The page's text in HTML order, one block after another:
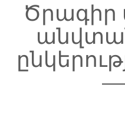
Ծրագիր